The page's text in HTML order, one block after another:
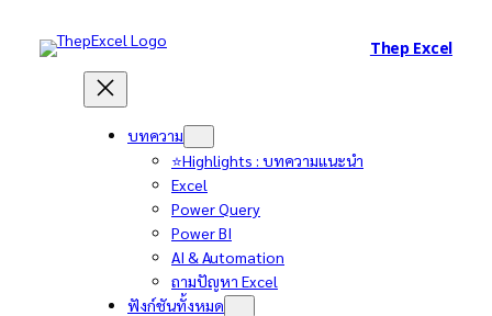
Thep Excel
บทความ
⭐Highlights : บทความแนะนำ
Excel
Power Query
Power BI
AI & Automation
ถามปัญหา Excel
ฟังก์ชันทั้งหมด